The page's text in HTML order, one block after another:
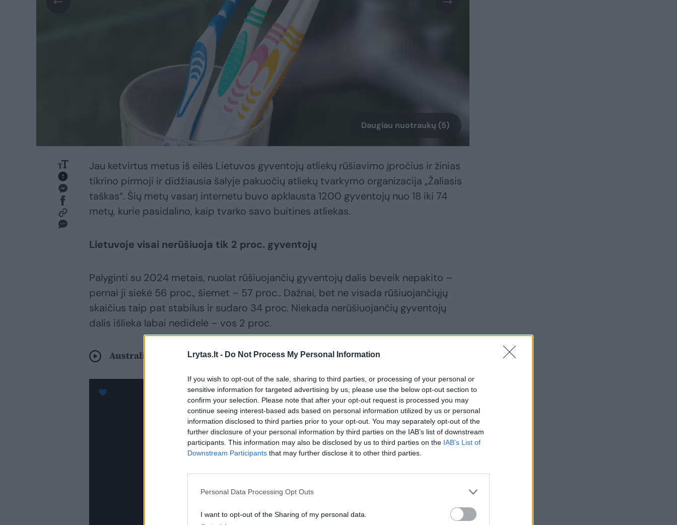
Lrytas.lt - Do Not Process My Personal Information
If you wish to opt-out of the sale, sharing to third parties, or processing of your personal or
sensitive information for targeted advertising by us, please use the below opt-out section to
confirm your selection. Please note that after your opt-out request is processed you may
continue seeing interest-based ads based on personal information utilized by us or personal
information disclosed to third parties prior to your opt-out. You may separately opt-out of the
further disclosure of your personal information by third parties on the IAB’s list of downstream
participants. This information may also be disclosed by us to third parties on the IAB’s List of
Downstream Participants that may further disclose it to other third parties.
Personal Data Processing Opt Outs
I want to opt-out of the Sharing of my personal data.
Daugiau nuotraukų (5)
Jau ketvirtus metus iš eilės Lietuvos gyventojų atliekų rūšiavimo įpročius ir žinias
tikrino pirmoji ir didžiausia šalyje pakuočių atliekų tvarkymo organizacija „Žaliasis
taškas“. Šių metų vasarį internetu buvo apklausta 1200 gyventojų nuo 18 iki 74
metų, kurie pasidalino, kaip tvarko savo buitines atliekas.
Lietuvoje visai nerūšiuoja tik 2 proc. gyventojų
Palyginti su 2024 metais, nuolat rūšiuojančių gyventojų dalis beveik nepakito –
pernai ji siekė 56 proc., šiemet – 57 proc.. Dažnai, bet ne visada rūšiuojančiųjų
skaičius taip pat stabilus ir sudaro 34 proc. Niekada nerūšiuojančių gyventojų
dalis išlieka labai nedidelė – vos 2 proc.
Australijos politikės protestas prieš taršą: į Senatą atsinešė negyvą lašišą